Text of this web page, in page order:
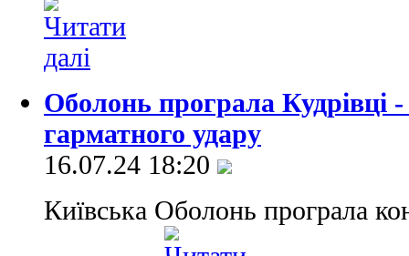
Оболонь програла Кудрівці
гарматного удару
16.07.24 18:20
Київська Оболонь програла